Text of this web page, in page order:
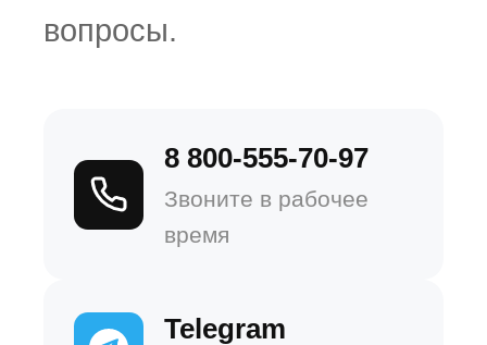
вопросы.
8 800-555-70-97
Звоните в рабочее
время
Telegram